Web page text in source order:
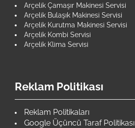
Arçelik Çamaşır Makinesi Servisi
Arçelik Bulaşık Makinesi Servisi
Arçelik Kurutma Makinesi Servisi
Arçelik Kombi Servisi
Arçelik Klima Servisi
Reklam Politikası
Reklam Politikaları
Google Üçüncü Taraf Politikası